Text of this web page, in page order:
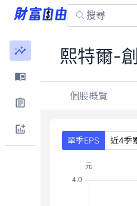
熙特爾-創
個股概覽
單季EPS 近4季